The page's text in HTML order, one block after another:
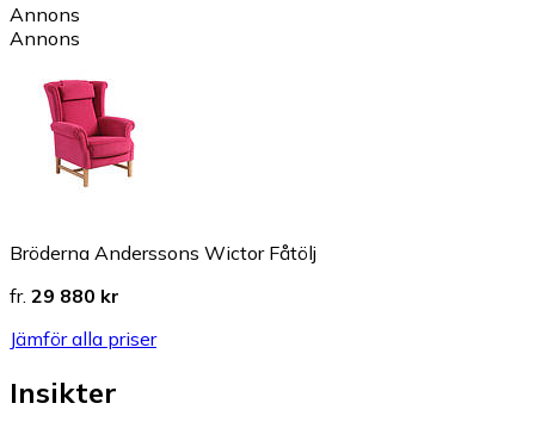
Annons
Annons
Bröderna Anderssons Wictor Fåtölj
fr. 29 880 kr
Jämför alla priser
Insikter